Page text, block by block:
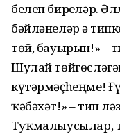
белеп бирҙеләр.
бәйләнеләр ҙә
төй, бауырын!» –
Шулай
күтәрмәҫһеңме!
ҡәбәхәт!» – тип
Туҡмалыусылар,